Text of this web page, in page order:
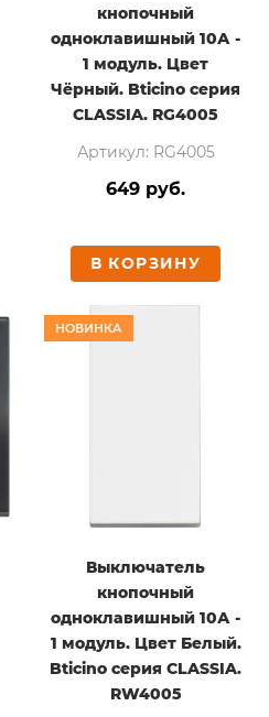
кнопочный
одноклавишный 10А -
1 модуль. Цвет
Чёрный. Bticino серия
CLASSIA. RG4005
Артикул: RG4005
649 руб.
В КОРЗИНУ
НОВИНКА
Выключатель
кнопочный
одноклавишный 10А -
1 модуль. Цвет Белый.
Bticino серия CLASSIA.
RW4005